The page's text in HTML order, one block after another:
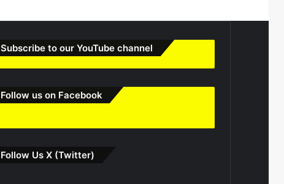
Subscribe to our YouTube channel
Follow us on Facebook
Follow Us X (Twitter)